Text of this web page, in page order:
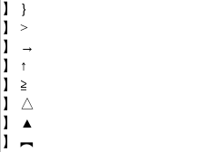
】 ｝
】 >
】 →
】 ↑
】 ≧
】 △
】 ▲
】 ︻